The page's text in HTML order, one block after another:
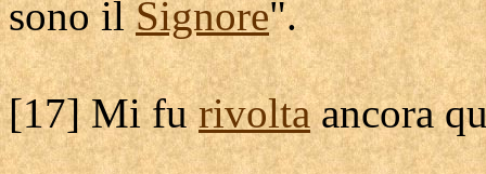
sono ilSignore".
[17] Mi furivoltaancora